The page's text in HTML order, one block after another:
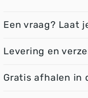
Een vraag? Laat
Levering en
Gratis afhalen in